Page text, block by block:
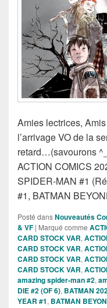
Amies lectrices,
l’arrivage VO de la
retard…(savourons
ACTION COMICS
SPIDER-MAN #1
#1, BATMAN
Posté dansNouveautés
& VF | Marqué comme
CARD STOCK VAR,
CARD STOCK VAR,
CARD STOCK VAR,
CARD STOCK VAR,
amazing spider-man #2,
DIE #2 (OF 6), BATMAN
YEAR #1, BATMAN